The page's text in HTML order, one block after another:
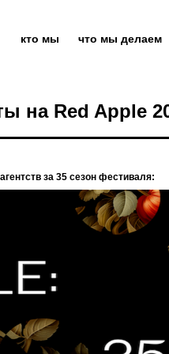
кто мы что мы делаем
на Red Apple
за 35 сезон фестиваля: